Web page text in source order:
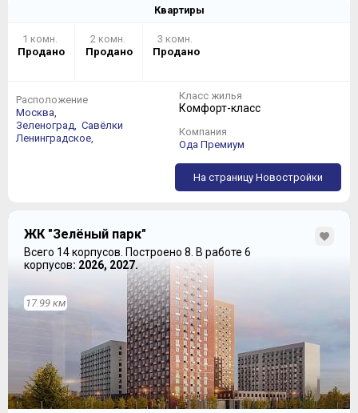
Квартиры
1 комн.
Продано
2 комн.
Продано
3 комн.
Продано
Расположение
Москва,
Зеленоград, Савёлки
Ленинградское,
Класс жилья
Комфорт-класс
Компания
Ода Премиум
На страницу Новостройки
ЖК "Зелёный парк"
Всего 14 корпусов. Построено 8. В работе 6
корпусов: 2026, 2027.
17.99 км